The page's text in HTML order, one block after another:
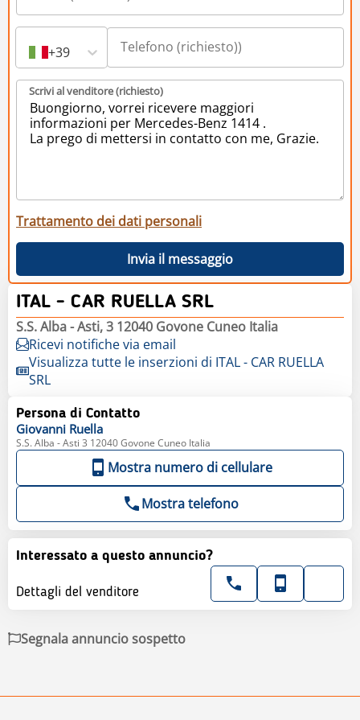
+39
Scrivi al venditore (richiesto)
Trattamento dei dati personali
Invia il messaggio
ITAL - CAR RUELLA SRL
S.S. Alba - Asti, 3 12040 Govone Cuneo Italia
Ricevi notifiche via email
Visualizza tutte le inserzioni di ITAL - CAR RUELLA
SRL
Persona di Contatto
Giovanni Ruella
S.S. Alba - Asti 3 12040 Govone Cuneo Italia
Mostra numero di cellulare
Mostra telefono
Interessato a questo annuncio?
Dettagli del venditore
Segnala annuncio sospetto